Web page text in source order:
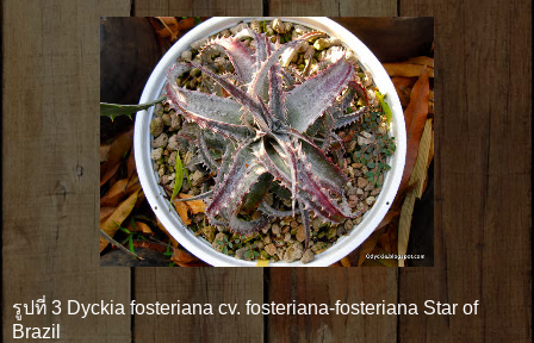
รูปที่ 3 Dyckia fosteriana cv. fosteriana-fosteriana Star of
Brazil